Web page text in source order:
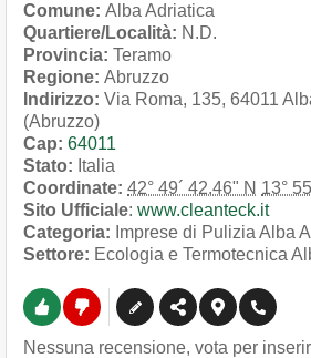
Comune: Alba Adriatica
Quartiere/Località: N.D.
Provincia: Teramo
Regione: Abruzzo
Indirizzo: Via Roma, 135, 64011
(Abruzzo)
Cap: 64011
Stato: Italia
Coordinate: 42° 49´ 42.46" N 13°
Sito Ufficiale: www.cleanteck.it
Categoria: Imprese di Pulizia Alba
Settore: Ecologia e Termotecnica
Nessuna recensione, vota per